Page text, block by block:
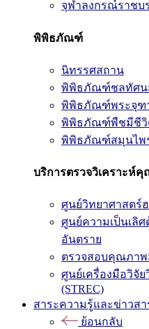
จุฬาลงกรณ์ราชบ
พิพิธภัณฑ์
นิทรรศสถาน
พิพิธภัณฑ์ชลทัศน
พิพิธภัณฑ์พระจุฑ
พิพิธภัณฑ์พืชมีชีวิ
พิพิธภัณฑ์สมุนไพ
บริการตรวจวิเคราะห์
ศูนย์วิทยาศาสตร์
ศูนย์ความเป็นเลิ
อันตราย
ตรวจสอบคุณภาพ
ศูนย์เครื่องมือวิจั
(STREC)
สาระความรู้และข่าวสา
ย้อนกลับ